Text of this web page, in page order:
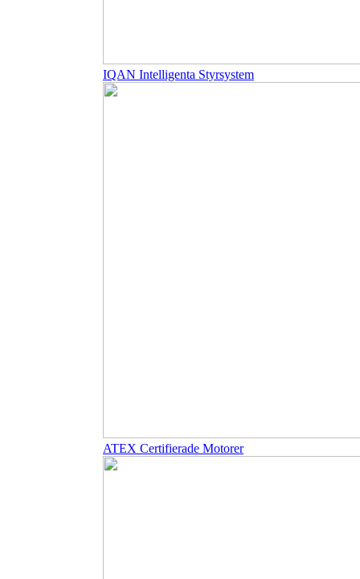
IQAN Intelligenta Styrsystem
ATEX Certifierade Motorer